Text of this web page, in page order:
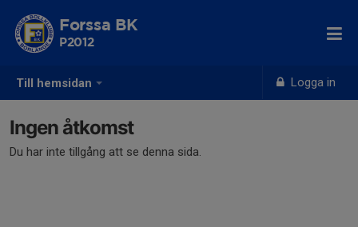
Till hemsidan Logga in
Forssa BK
P2012
Ingen åtkomst
Du har inte tillgång att se denna sida.